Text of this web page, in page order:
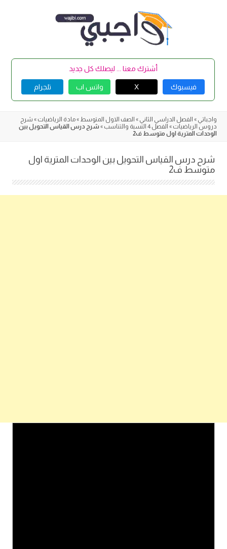
أشترك معنا ... ليصلك كل جديد
فيسبوك X واتس اب تلجرام
واجباتي » الفصل الدراسي الثاني » الصف الاول المتوسط »مادة الرياضيات » شرح
دروس الرياضيات » الفصل 4 النسبة والتناسب » شرح درس القياس التحويل بين
الوحدات المترية اول متوسط ف2
شرح درس القياس التحويل بين الوحدات المترية اول
متوسط ف2